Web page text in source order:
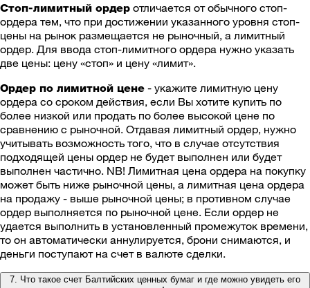
Стоп-лимитный ордер отличается от обычного стоп-
ордера тем, что при достижении указанного уровня стоп-
цены на рынок размещается не рыночный, а лимитный
ордер. Для ввода стоп-лимитного ордера нужно указать
две цены: цену «стоп» и цену «лимит».
Ордер по лимитной цене - укажите лимитную цену
ордера со сроком действия, если Вы хотите купить по
более низкой или продать по более высокой цене по
сравнению с рыночной. Отдавая лимитный ордер, нужно
учитывать возможность того, что в случае отсутствия
подходящей цены ордер не будет выполнен или будет
выполнен частично. NB! Лимитная цена ордера на покупку
может быть ниже рыночной цены, а лимитная цена ордера
на продажу - выше рыночной цены; в противном случае
ордер выполняется по рыночной цене. Если ордер не
удается выполнить в установленный промежуток времени,
то он автоматически аннулируется, брони снимаются, и
деньги поступают на счет в валюте сделки.
7. Что такое счет Балтийских ценных бумаг и где можно увидеть его